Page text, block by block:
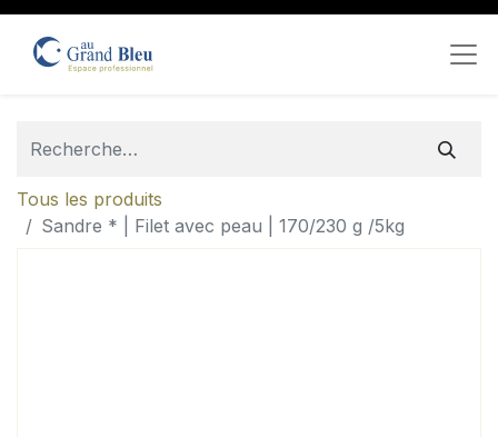
Tous les produits
Sandre * | Filet avec peau | 170/230 g /5kg